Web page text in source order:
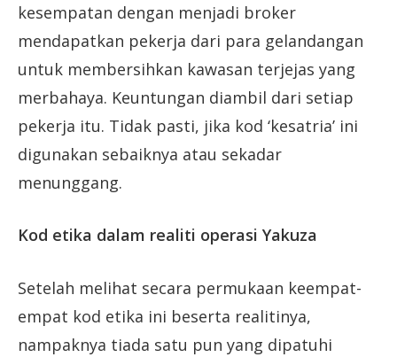
kesempatan dengan menjadi broker
mendapatkan pekerja dari para gelandangan
untuk membersihkan kawasan terjejas yang
merbahaya. Keuntungan diambil dari setiap
pekerja itu. Tidak pasti, jika kod ‘kesatria’ ini
digunakan sebaiknya atau sekadar
menunggang.
Kod etika dalam realiti operasi Yakuza
Setelah melihat secara permukaan keempat-
empat kod etika ini beserta realitinya,
nampaknya tiada satu pun yang dipatuhi